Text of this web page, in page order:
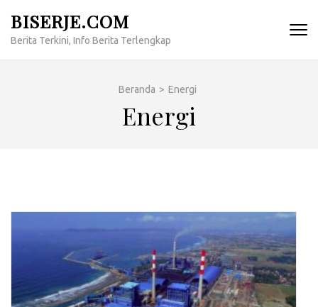
konten
BISERJE.COM
Berita Terkini, Info Berita Terlengkap
Beranda > Energi
Energi